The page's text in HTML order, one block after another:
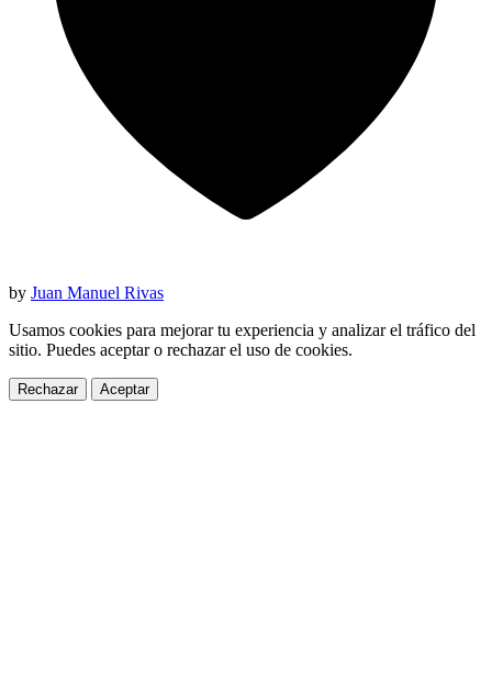
by Juan Manuel Rivas
Usamos cookies para mejorar tu experiencia y analizar el tráfico del
sitio. Puedes aceptar o rechazar el uso de cookies.
Rechazar Aceptar